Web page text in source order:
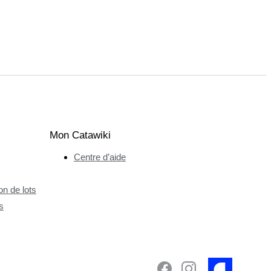
de lots
Mon Catawiki
Centre d’aide